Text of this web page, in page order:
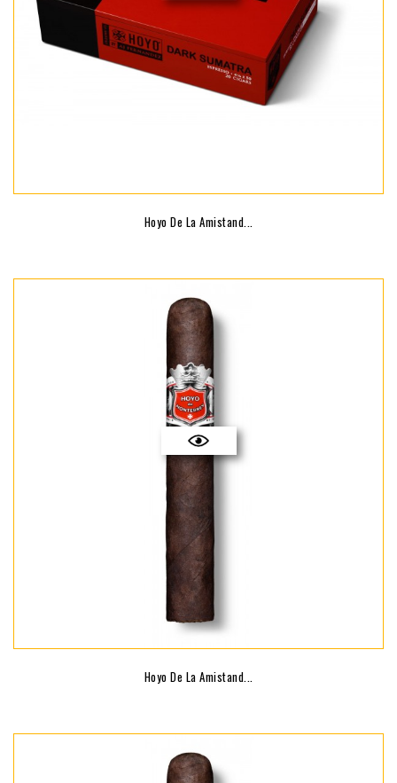
Hoyo De La Amistand...
Hoyo De La Amistand...